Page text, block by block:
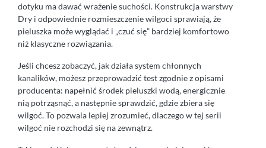
dotyku ma dawać wrażenie suchości. Konstrukcja warstwy
Dry i odpowiednie rozmieszczenie wilgoci sprawiają, że
pieluszka może wyglądać i „czuć się” bardziej komfortowo
niż klasyczne rozwiązania.
Jeśli chcesz zobaczyć, jak działa system chłonnych
kanalików, możesz przeprowadzić test zgodnie z opisami
producenta: napełnić środek pieluszki wodą, energicznie
nią potrząsnąć, a następnie sprawdzić, gdzie zbiera się
wilgoć. To pozwala lepiej zrozumieć, dlaczego w tej serii
wilgoć nie rozchodzi się na zewnątrz.